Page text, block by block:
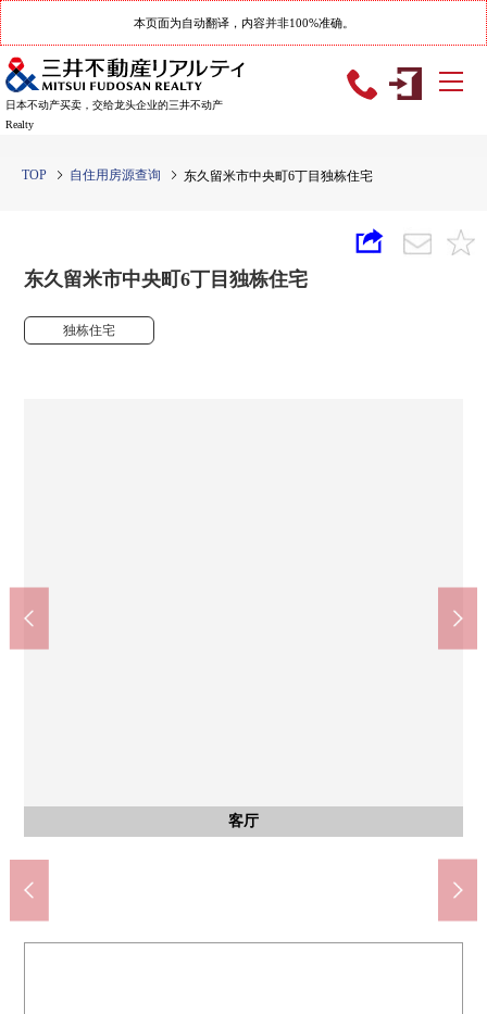
本页面为自动翻译，内容并非100%准确。
日本不动产买卖，交给龙头企业的三井不动产
Realty
TOP 自住用房源查询 东久留米市中央町6丁目独栋住宅
东久留米市中央町6丁目独栋住宅
独栋住宅
客厅
外观
被给绿上色的现代的外观印象深刻的变得想回家的家
客厅
客厅
客厅
客厅
厨房
厨房
洗脸
公共汽车
洗脸
外观
想3LDK+汽车空间的暮rashiyasusao的家庭型
外观
是第一类低层住宅专用区清静的住宅地内
含有前面道路的外观
面向前面约6m道路，每天的车的进出放心
外观
只有准备的区划的分块出售的土地才有的成熟稳重的街景
含有前面道路的外观
宽敞的前面道路在全体家带来明亮和开放感觉
外观
被在用瓦盖从门口路径到停车位精彩地整理的空间
峰会罢工碱水Renai店(约1100m)
东久留米shoppingusentakurune(约1100m)
全家便利店东久留米八幡町商店(约450m)
Create SD东久留米幸町商店(约750m)
六仙公園(约1200m)
东久留米市立第一小学(约450m)
东久留米市立中央中学(约750m)